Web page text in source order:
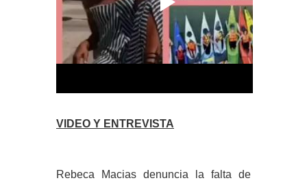
VIDEO Y ENTREVISTA
Rebeca Macias denuncia la falta de